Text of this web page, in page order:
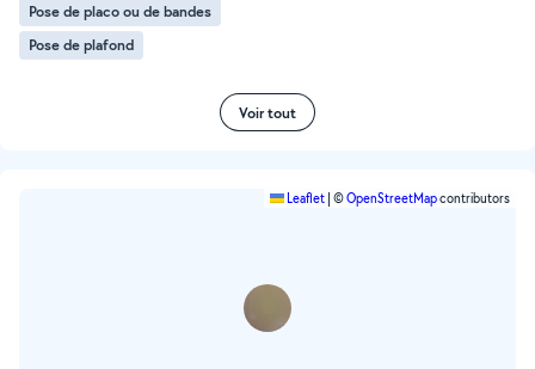
Pose de placo ou de bandes
Pose de plafond
Voir tout
Leaflet ©OpenStreetMapcontributors